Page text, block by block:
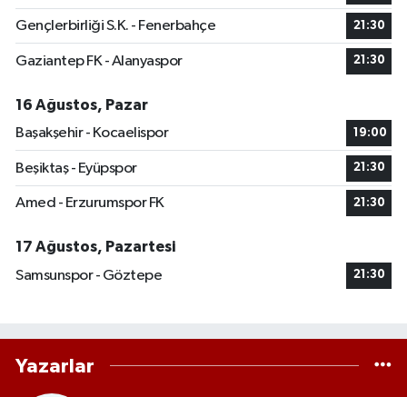
Gençlerbirliği S.K. - Fenerbahçe 21:30
Gaziantep FK - Alanyaspor 21:30
16 Ağustos, Pazar
Başakşehir - Kocaelispor
19:00
Beşiktaş - Eyüpspor 21:30
Amed - Erzurumspor FK 21:30
17 Ağustos, Pazartesi
Samsunspor - Göztepe
21:30
Yazarlar